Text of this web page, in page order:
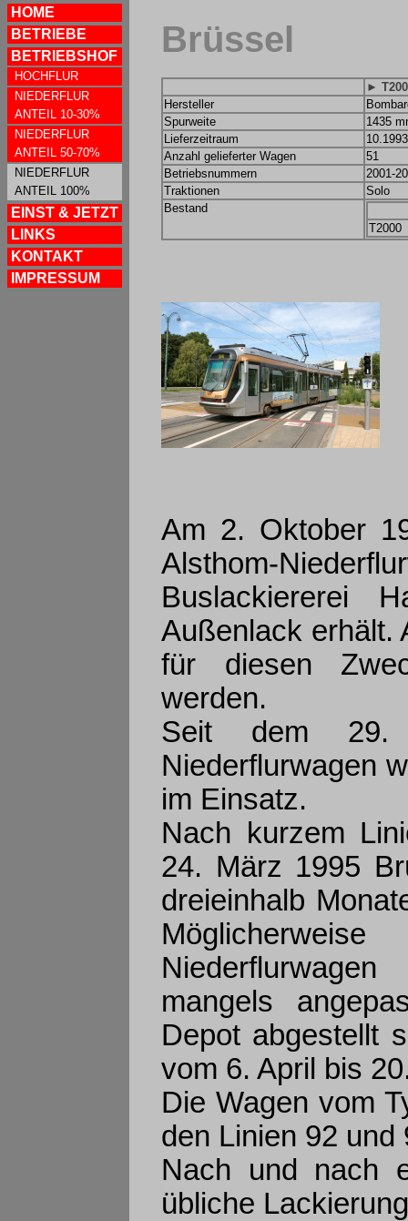
HOME
BETRIEBE
BETRIEBSHOF
HOCHFLUR
NIEDERFLUR
ANTEIL 10-30%
NIEDERFLUR
ANTEIL 50-70%
NIEDERFLUR
ANTEIL 100%
EINST & JETZT
LINKS
KONTAKT
IMPRESSUM
Brüssel
►
Hersteller
Spurweite
1435
Lieferzeitraum
Anzahl gelieferter Wagen
51
Betriebsnummern
2001-
Traktionen
Solo
Bestand
T2000
Am 2. Oktober
Alsthom-
Buslackiererei
Außenlack erhält.
für diesen
werden.
Seit dem
Niederflurwagen
im Einsatz.
Nach kurzem
24. März 1995
dreieinhalb
mangels
Depot abgestellt
vom 6. April bis
Die Wagen vom
den Linien 92 und
Nach und nach
übliche